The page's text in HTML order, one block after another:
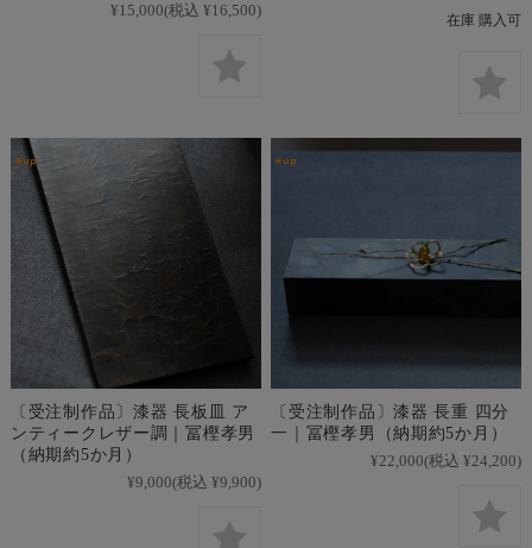
¥15,000(税込 ¥16,500)
在庫 購入可
〔受注制作品〕漆器 長板皿 ア
ンティークレザー調｜冨樫孝男
（納期約5か月）
¥9,000(税込 ¥9,900)
〔受注制作品〕漆器 長重 四分
一｜冨樫孝男（納期約5か月）
¥22,000(税込 ¥24,200)